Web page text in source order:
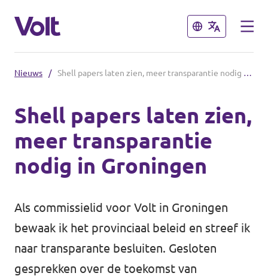
Sluiten
Volt gemeente Groningen
Volt gemeente Eemsdelta
Volt Provinciale Staten Groningen
Volt Nederland
Sluiten
Standpunten
Over Volt
Mensen
Nieuws
Nieuws / Shell papers laten zien, meer transparantie nodig in Groningen
Shell papers laten zien,
meer transparantie
nodig in Groningen
Als commissielid voor Volt in Groningen
bewaak ik het provinciaal beleid en streef ik
naar transparante besluiten. Gesloten
gesprekken over de toekomst van